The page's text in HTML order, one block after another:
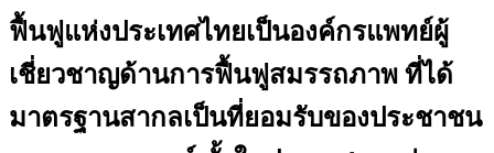
ฟื้นฟูแห่งประเทศไทยเป็นองค์กรแพทย์ผู้
เชี่ยวชาญด้านการฟื้นฟูสมรรถภาพ ที่ได้
มาตรฐานสากลเป็นที่ยอมรับของประชาชน